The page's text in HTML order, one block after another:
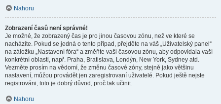
Nahoru
Zobrazení časů není správné!
Je možné, že zobrazený čas je pro jinou časovou zónu, než ve které se
nacházíte. Pokud se jedná o tento případ, přejděte na váš „Uživatelský panel“
na záložku „Nastavení fóra“ a změňte vaši časovou zónu, aby odpovídala vaší
konkrétní oblasti, např. Praha, Bratislava, Londýn, New York, Sydney atd.
Vezměte prosím na vědomí, že změnu časové zóny, stejně jako většinu
nastavení, můžou provádět jen zaregistrovaní uživatelé. Pokud ještě nejste
registrováni, toto je dobrý důvod, proč tak učinit.
Nahoru